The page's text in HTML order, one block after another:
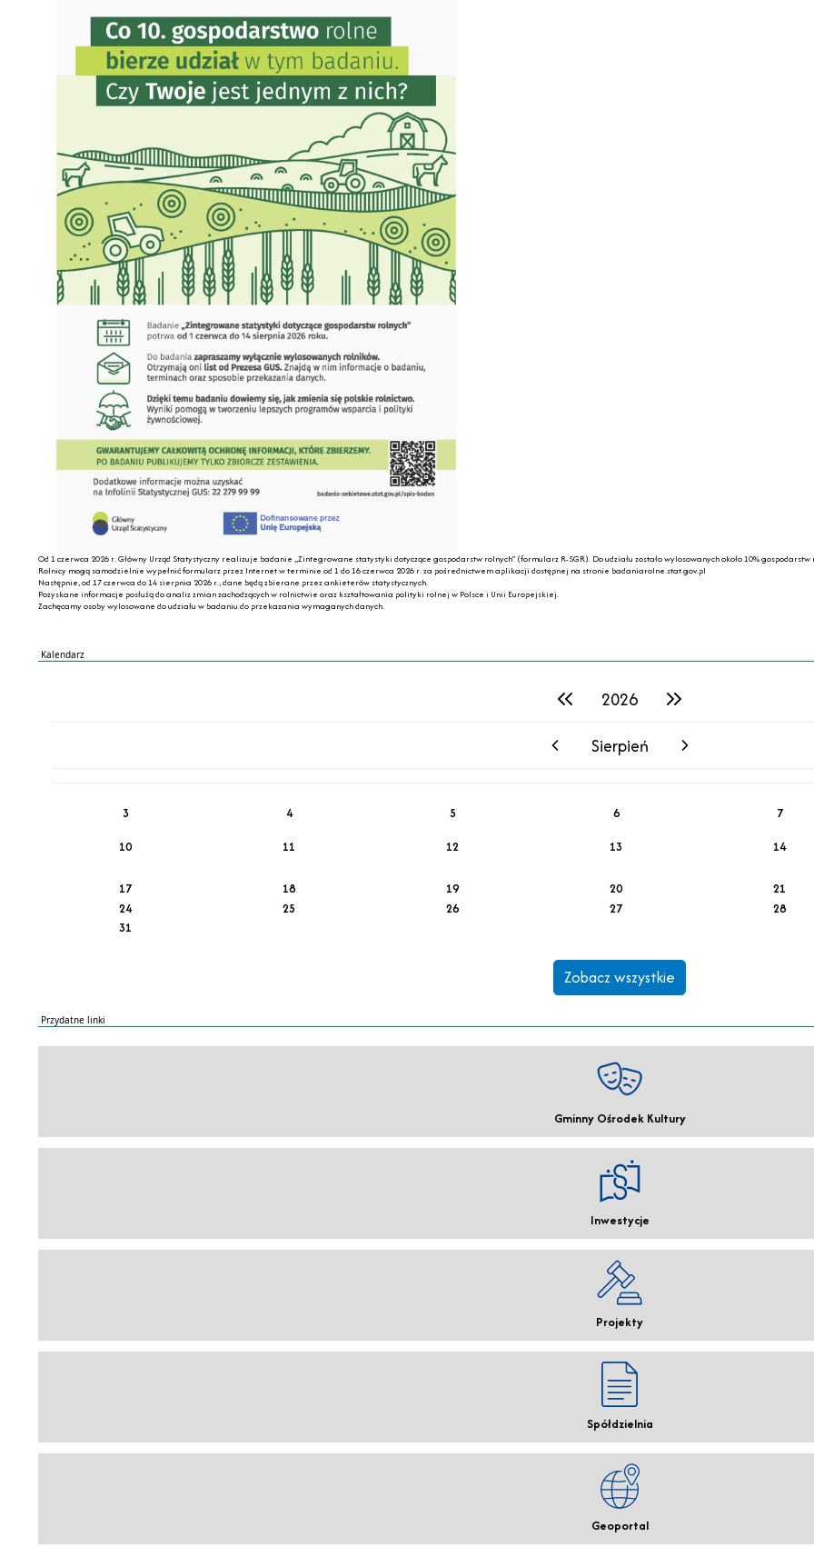
Od 1 czerwca 2026 r. Główny Urząd Statystyczny realizuje badanie „Zintegrowane statystyki dotyczące gospodarstw rolnych” (formularz R-SGR). Do udziału zostało wylosowanych około 10% gospodarstw
Rolnicy mogą samodzielnie wypełnić formularz przez Internet w terminie od 1 do 16 czerwca 2026 r. za pośrednictwem aplikacji dostępnej na stronie badaniarolne.stat.gov.pl
Następnie, od 17 czerwca do 14 sierpnia 2026 r., dane będą zbierane przez ankieterów statystycznych.
Pozyskane informacje posłużą do analiz zmian zachodzących w rolnictwie oraz kształtowania polityki rolnej w Polsce i Unii Europejskiej.
Zachęcamy osoby wylosowane do udziału w badaniu do przekazania wymaganych danych.
Kalendarz
poprzedni rok2026 następny rok
poprzedni miesiącSierpień następny miesiąc
3
4 5 6 7
10
11 12 13 14
17 18 19 20 21
24
25 26 27 28
31
Zobacz wszystkie
Przydatne linki
Gminny Ośrodek Kultury
Inwestycje
Projekty
Spółdzielnia
Geoportal